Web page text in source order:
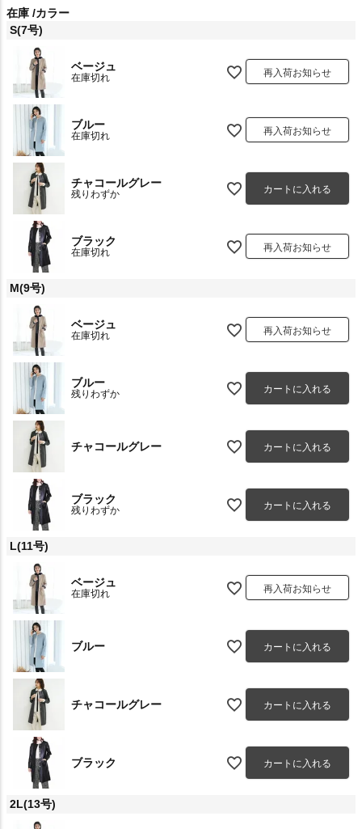
在庫 カラー
S(7号)
ベージュ
在庫切れ 再入荷お知らせ
ブルー
在庫切れ 再入荷お知らせ
チャコールグレー
残りわずか カートに入れる
ブラック
在庫切れ 再入荷お知らせ
M(9号)
ベージュ
在庫切れ 再入荷お知らせ
ブルー
残りわずか カートに入れる
チャコールグレー カートに入れる
ブラック
残りわずか カートに入れる
L(11号)
ベージュ
在庫切れ 再入荷お知らせ
ブルー カートに入れる
チャコールグレー カートに入れる
ブラック カートに入れる
2L(13号)